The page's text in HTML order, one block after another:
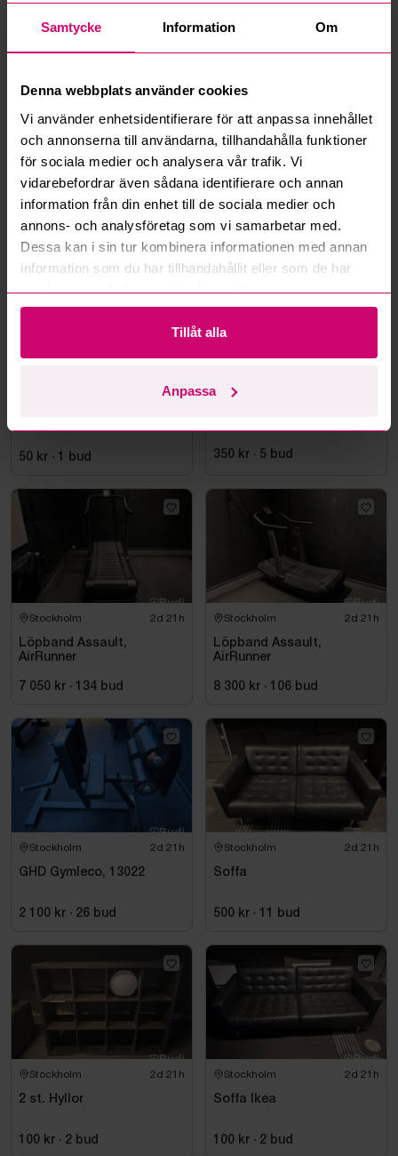
Samtycke Information Om
Denna webbplats använder cookies
Vi använder enhetsidentifierare för att anpassa innehållet
och annonserna till användarna, tillhandahålla funktioner
för sociala medier och analysera vår trafik. Vi
vidarebefordrar även sådana identifierare och annan
information från din enhet till de sociala medier och
annons- och analysföretag som vi samarbetar med.
Dessa kan i sin tur kombinera informationen med annan
information som du har tillhandahållit eller som de har
samlat in när du har använt deras tjänster.
Tillåt alla
Anpassa
Stockholm 2d 21h
Elektriskt höj och sänkbart
skrivbord inkl. kontorsstol
50 kr ·1 bud
Stockholm
Elektriskt höj och sänkbart
skrivbord inkl. kontorsstol
350 kr ·8 bud
2d 21h
skrivbord inkl. kontorsstol
50 kr · 1 bud
Stockholm
350 kr · 5 bud
Stockholm 2d 21h
Löpband Assault,
AirRunner
7 050 kr · 134 bud
Stockholm 2d 21h
Löpband Assault,
AirRunner
8 300 kr · 106 bud
Stockholm 2d 21h
GHD Gymleco, 13022
2 100 kr · 26 bud
Stockholm 2d 21h
Soffa
500 kr · 11 bud
Stockholm 2d 21h
2 st. Hyllor
100 kr · 2 bud
Stockholm 2d 21h
Soffa Ikea
100 kr · 2 bud